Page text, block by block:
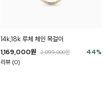
14k,18k 루체 체인 목걸이
44%
1,169,000원 2,099,000원
리뷰 (0)